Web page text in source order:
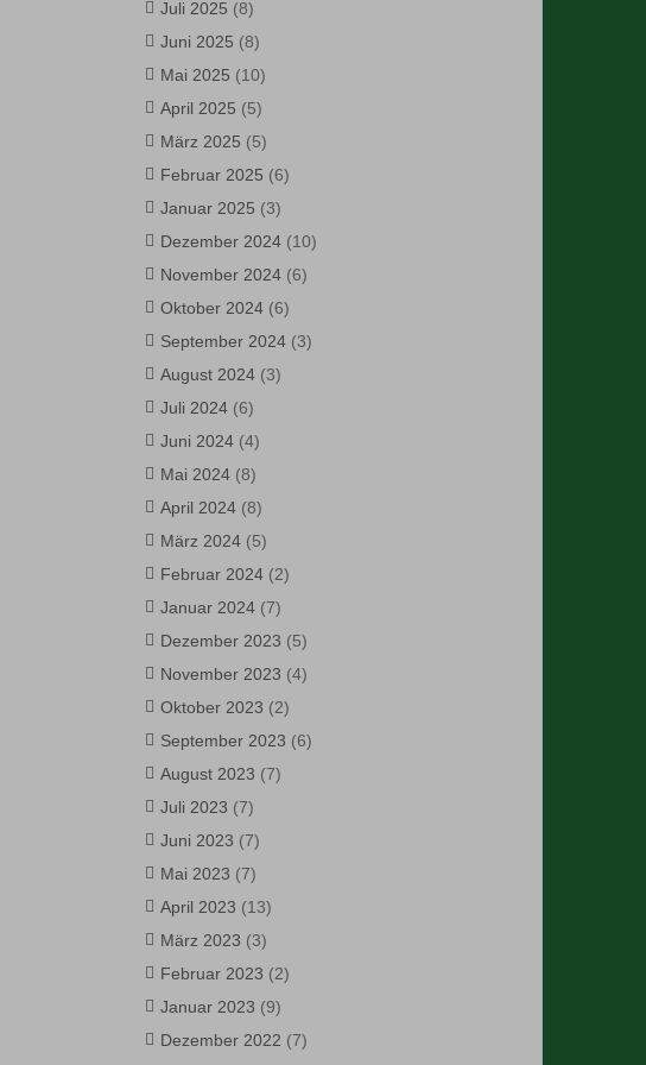
Juli 2025 (8)
Juni 2025 (8)
Mai 2025 (10)
April 2025 (5)
März 2025 (5)
Februar 2025 (6)
Januar 2025 (3)
Dezember 2024(10)
November 2024(6)
Oktober 2024(6)
September 2024(3)
August 2024(3)
Juli 2024(6)
Juni 2024(4)
Mai 2024(8)
April 2024(8)
März 2024(5)
Februar 2024(2)
Januar 2024(7)
Dezember 2023 (5)
November 2023 (4)
Oktober 2023 (2)
September 2023 (6)
August 2023 (7)
Juli 2023 (7)
Juni 2023 (7)
Mai 2023 (7)
April 2023 (13)
März 2023 (3)
Februar 2023 (2)
Januar 2023 (9)
Dezember 2022 (7)